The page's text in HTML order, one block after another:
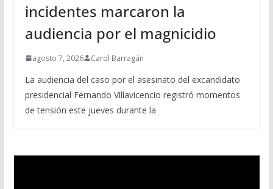
incidentes marcaron la
audiencia por el magnicidio
agosto 7, 2026 Carol Barragán
La audiencia del caso por el asesinato del excandidato
presidencial Fernando Villavicencio registró momentos
de tensión este jueves durante la